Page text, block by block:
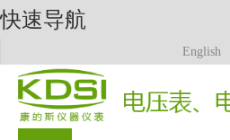
快速导航
English